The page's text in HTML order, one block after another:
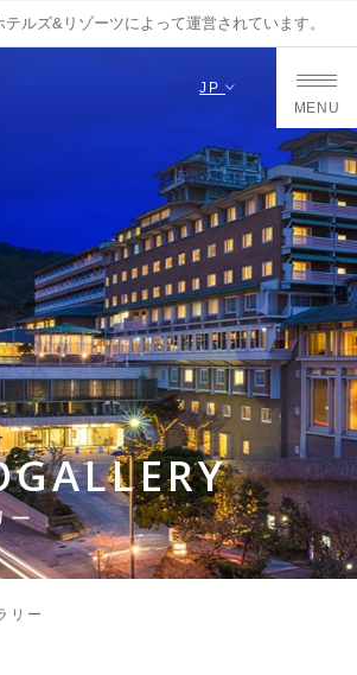
JP
MENU
ー
ルズ&リゾーツによって運営されています。
リー